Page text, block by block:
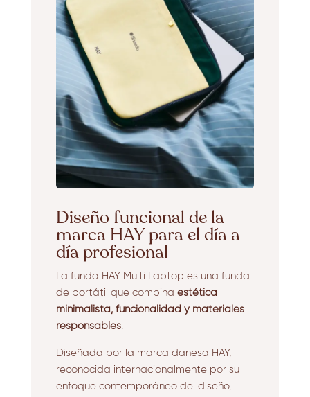
Diseño funcional de la
marca HAY para el día a
día profesional
La funda HAY Multi Laptop es una funda
de portátil que combina estética
minimalista, funcionalidad y materiales
responsables.
Diseñada por la marca danesa HAY,
reconocida internacionalmente por su
enfoque contemporáneo del diseño,